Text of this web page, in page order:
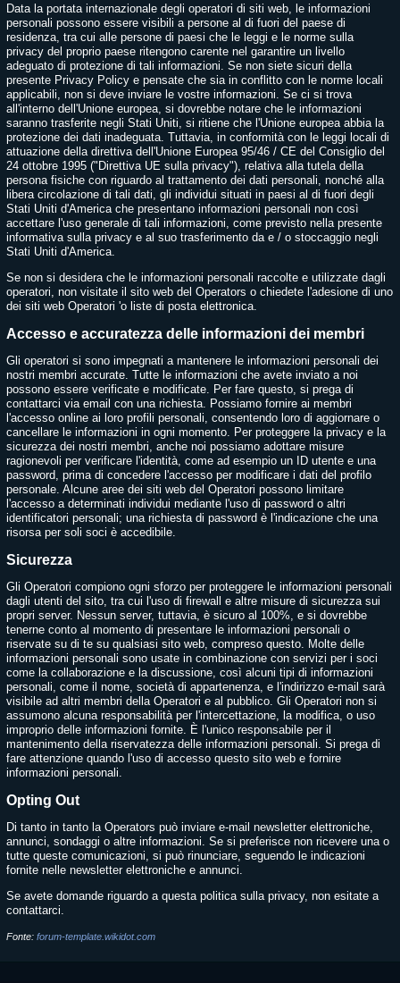
Data la portata internazionale degli operatori di siti web, le informazioni
personali possono essere visibili a persone al di fuori del paese di
residenza, tra cui alle persone di paesi che le leggi e le norme sulla
privacy del proprio paese ritengono carente nel garantire un livello
adeguato di protezione di tali informazioni. Se non siete sicuri della
presente Privacy Policy e pensate che sia in conflitto con le norme locali
applicabili, non si deve inviare le vostre informazioni. Se ci si trova
all'interno dell'Unione europea, si dovrebbe notare che le informazioni
saranno trasferite negli Stati Uniti, si ritiene che l'Unione europea abbia la
protezione dei dati inadeguata. Tuttavia, in conformità con le leggi locali di
attuazione della direttiva dell'Unione Europea 95/46 / CE del Consiglio del
24 ottobre 1995 ("Direttiva UE sulla privacy"), relativa alla tutela della
persona fisiche con riguardo al trattamento dei dati personali, nonché alla
libera circolazione di tali dati, gli individui situati in paesi al di fuori degli
Stati Uniti d'America che presentano informazioni personali non così
accettare l'uso generale di tali informazioni, come previsto nella presente
informativa sulla privacy e al suo trasferimento da e / o stoccaggio negli
Stati Uniti d'America.
Se non si desidera che le informazioni personali raccolte e utilizzate dagli
operatori, non visitate il sito web del Operators o chiedete l'adesione di uno
dei siti web Operatori 'o liste di posta elettronica.
Accesso e accuratezza delle informazioni dei membri
Gli operatori si sono impegnati a mantenere le informazioni personali dei
nostri membri accurate. Tutte le informazioni che avete inviato a noi
possono essere verificate e modificate. Per fare questo, si prega di
contattarci via email con una richiesta. Possiamo fornire ai membri
l'accesso online ai loro profili personali, consentendo loro di aggiornare o
cancellare le informazioni in ogni momento. Per proteggere la privacy e la
sicurezza dei nostri membri, anche noi possiamo adottare misure
ragionevoli per verificare l'identità, come ad esempio un ID utente e una
password, prima di concedere l'accesso per modificare i dati del profilo
personale. Alcune aree dei siti web del Operatori possono limitare
l'accesso a determinati individui mediante l'uso di password o altri
identificatori personali; una richiesta di password è l'indicazione che una
risorsa per soli soci è accedibile.
Sicurezza
Gli Operatori compiono ogni sforzo per proteggere le informazioni personali
dagli utenti del sito, tra cui l'uso di firewall e altre misure di sicurezza sui
propri server. Nessun server, tuttavia, è sicuro al 100%, e si dovrebbe
tenerne conto al momento di presentare le informazioni personali o
riservate su di te su qualsiasi sito web, compreso questo. Molte delle
informazioni personali sono usate in combinazione con servizi per i soci
come la collaborazione e la discussione, così alcuni tipi di informazioni
personali, come il nome, società di appartenenza, e l'indirizzo e-mail sarà
visibile ad altri membri della Operatori e al pubblico. Gli Operatori non si
assumono alcuna responsabilità per l'intercettazione, la modifica, o uso
improprio delle informazioni fornite. È l'unico responsabile per il
mantenimento della riservatezza delle informazioni personali. Si prega di
fare attenzione quando l'uso di accesso questo sito web e fornire
informazioni personali.
Opting Out
Di tanto in tanto la Operators può inviare e-mail newsletter elettroniche,
annunci, sondaggi o altre informazioni. Se si preferisce non ricevere una o
tutte queste comunicazioni, si può rinunciare, seguendo le indicazioni
fornite nelle newsletter elettroniche e annunci.
Se avete domande riguardo a questa politica sulla privacy, non esitate a
contattarci.
Fonte: forum-template.wikidot.com